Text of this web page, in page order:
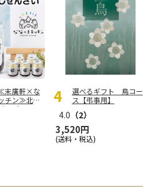
≪末廣軒×な
チン≫北海
ざい5
選べるギフト 鳥コー
ス【弔事用】
4.0 （2）
3,520円
(送料・税込)